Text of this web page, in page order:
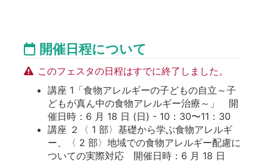
開催日程について
このフェスタの日程はすでに終了しました。
講座 1「食物アレルギーの子どもの自立～子
どもが真ん中の食物アレルギー治療～」 開
催日時：6 月 18 日 (日) - 10：30〜11：30
講座 ２〈 1 部〉基礎から学ぶ食物アレルギ
ー、〈 2 部〉地域での食物アレルギー配慮に
ついての実際対応 開催日時：6 月 18 日